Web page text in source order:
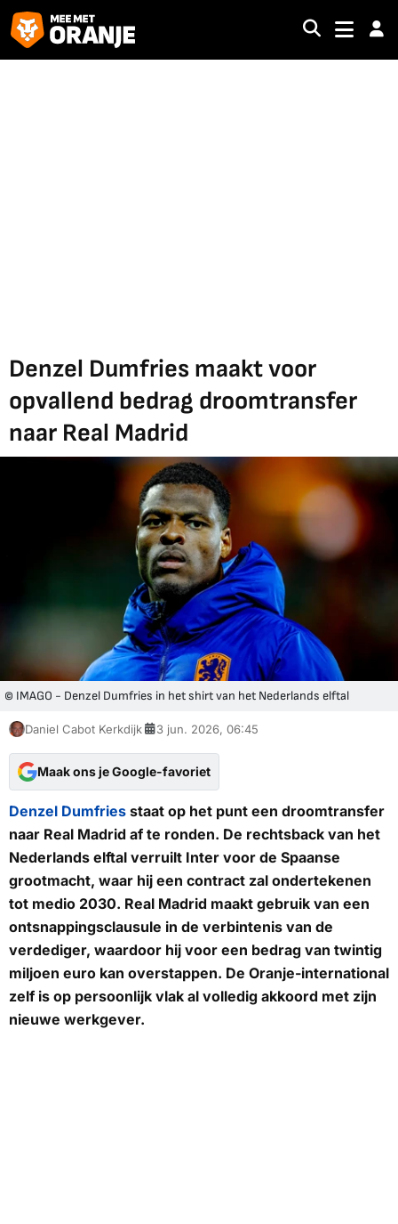
Denzel Dumfries maakt voor
opvallend bedrag droomtransfer
naar Real Madrid
© IMAGO - Denzel Dumfries in het shirt van het Nederlands elftal
Daniel Cabot Kerkdijk 3 jun. 2026, 06:45
Maak ons je Google-favoriet
Denzel Dumfries staat op het punt een droomtransfer
naar Real Madrid af te ronden. De rechtsback van het
Nederlands elftal verruilt Inter voor de Spaanse
grootmacht, waar hij een contract zal ondertekenen
tot medio 2030. Real Madrid maakt gebruik van een
ontsnappingsclausule in de verbintenis van de
verdediger, waardoor hij voor een bedrag van twintig
miljoen euro kan overstappen. De Oranje-international
zelf is op persoonlijk vlak al volledig akkoord met zijn
nieuwe werkgever.